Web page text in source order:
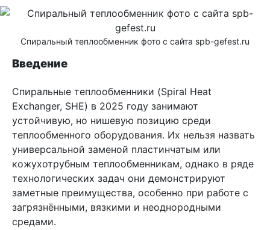
Спиральный теплообменник фото с сайта spb-gefest.ru
Введение
Спиральные теплообменники (Spiral Heat
Exchanger, SHE) в 2025 году занимают
устойчивую, но нишевую позицию среди
теплообменного оборудования. Их нельзя назвать
универсальной заменой пластинчатым или
кожухотрубным теплообменникам, однако в ряде
технологических задач они демонстрируют
заметные преимущества, особенно при работе с
загрязнёнными, вязкими и неоднородными
средами.